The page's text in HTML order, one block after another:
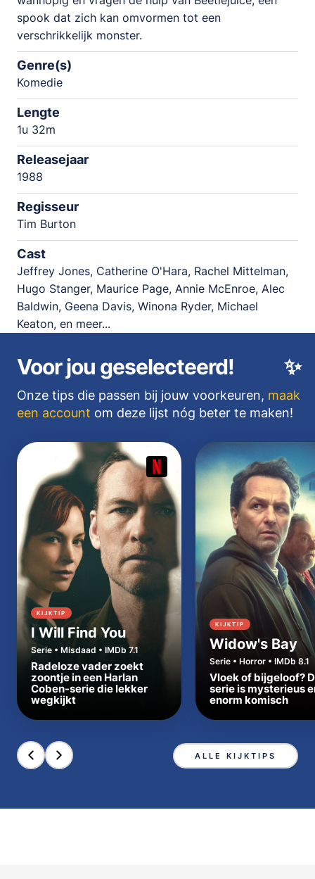
spook dat zich kan omvormen tot een
verschrikkelijk monster.
Genre(s)
Komedie
Lengte
1u 32m
Releasejaar
1988
Regisseur
Tim Burton
Cast
Jeffrey Jones, Catherine O'Hara, Rachel Mittelman,
Hugo Stanger, Maurice Page, Annie McEnroe, Alec
Baldwin, Geena Davis, Winona Ryder, Michael
Keaton, en meer...
✨
Voor jou geselecteerd!
Onze tips die passen bij jouw voorkeuren, maak
een account om deze lijst nóg beter te maken!
KIJKTIP
I Will Find You
Serie • Misdaad • IMDb 7.1
Radeloze vader zoekt
zoontje in een Harlan
Coben-serie die lekker
wegkijkt
KIJKTIP
Widow's Bay
Serie • Horror • IMDb 8.1
Vloek of bijgeloof?
serie is mysterieus
enorm komisch
ALLE KIJKTIPS